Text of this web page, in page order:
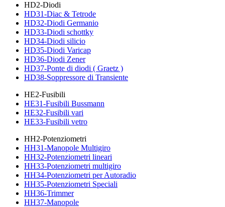
HD2-Diodi
HD31-Diac & Tetrode
HD32-Diodi Germanio
HD33-Diodi schottky
HD34-Diodi silicio
HD35-Diodi Varicap
HD36-Diodi Zener
HD37-Ponte di diodi ( Graetz )
HD38-Soppressore di Transiente
HE2-Fusibili
HE31-Fusibili Bussmann
HE32-Fusibili vari
HE33-Fusibili vetro
HH2-Potenziometri
HH31-Manopole Multigiro
HH32-Potenziometri lineari
HH33-Potenziometri multigiro
HH34-Potenziometri per Autoradio
HH35-Potenziometri Speciali
HH36-Trimmer
HH37-Manopole